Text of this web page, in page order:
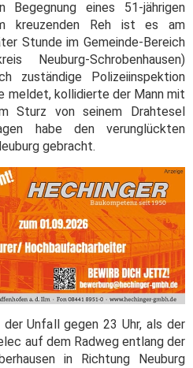
Begegnung eines 51-jährigen
kreuzenden Reh ist es am
Stunde im Gemeinde-Bereich
Neuburg-Schrobenhausen)
zuständige Polizeiinspektion
meldet, kollidierte der Mann mit
Sturz von seinem Drahtesel
habe den verunglückten
gebracht.
Unfall gegen 23 Uhr, als der
auf dem Radweg entlang der
in Richtung Neuburg